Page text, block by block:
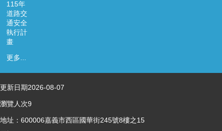
115年
道路交
通安全
執行計
畫
更多...
更新日期2026-08-07
瀏覽人次9
地址：600006嘉義市西區國華街245號8樓之15